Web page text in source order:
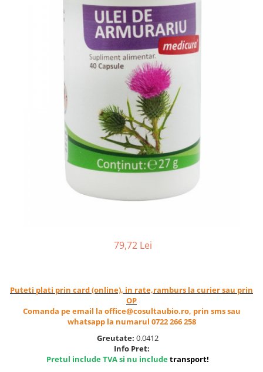
Ceaiuri diverse si accesorii
Vinuri, bere si alte bauturi
Siropuri naturale
Cacao si inlocuitori
Seminte bio pentru germinat
Seminte din plante oleaginoase
Lactate
Bauturi vegetale
Orez, Faina si Premixuri
Produse din carne
79,72 Lei
Puteti plati prin card (online), in rate,ramburs la curier sau prin
OP
Comanda pe email la office@cosultaubio.ro, prin sms sau
whatsapp la numarul 0722 266 258
Greutate: 0.0412
Info Pret:
Pretul include TVA si nu includetransport!